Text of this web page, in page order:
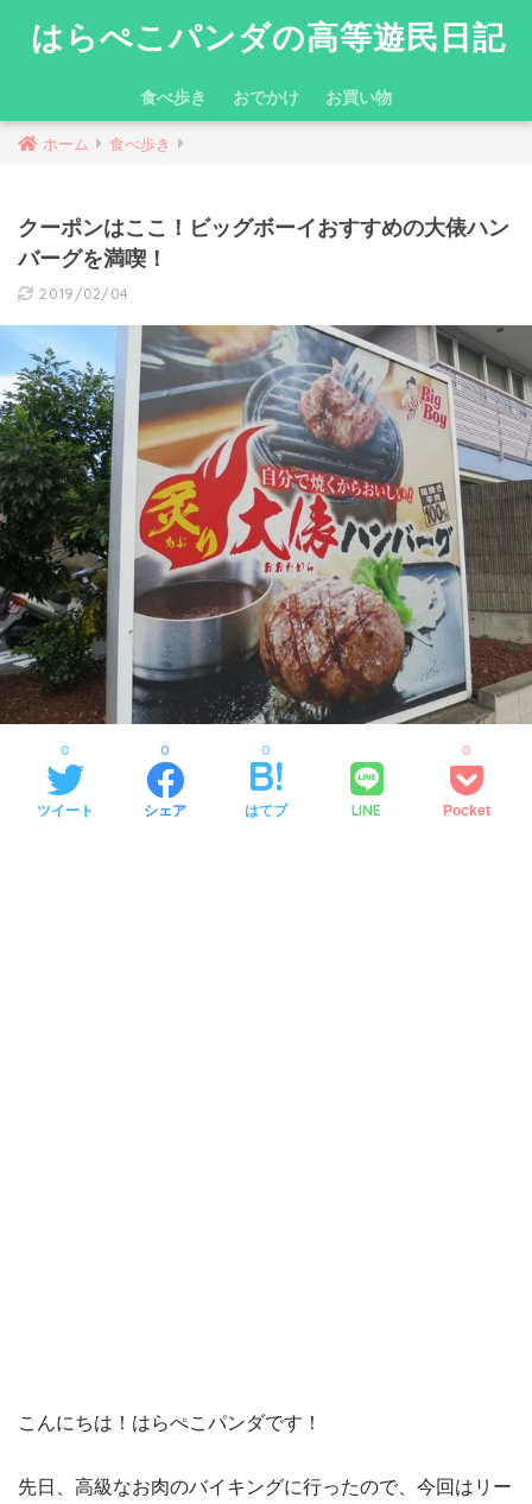
はらぺこパンダの高等遊民日記
食べ歩き おでかけ お買い物
ホーム 食べ歩き
クーポンはここ！ビッグボーイおすすめの大俵ハン
バーグを満喫！
2019/02/04
ツイート
0
シェア
0
はてブ
0
LINE Pocket
0
こんにちは！はらぺこパンダです！
先日、高級なお肉のバイキングに行ったので、今回はリー